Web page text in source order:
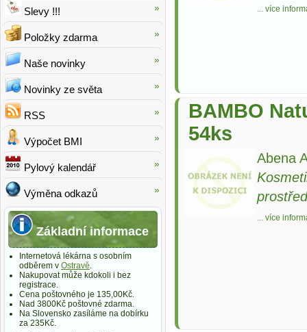
... více
BAMBO
54ks
Abena
... více
Slevy !!!
Položky zdarma
Naše novinky
Novinky ze světa
RSS
Výpočet BMI
Pylový kalendář
Výměna odkazů
Základní informace
Internetová lékárna s osobním
odběrem v Ostravě.
Nakupovat může kdokoli i bez
registrace.
Cena poštovného je 135,00Kč.
Nad 3800Kč poštovné zdarma.
Na Slovensko zasíláme na dobírku
za 235Kč.